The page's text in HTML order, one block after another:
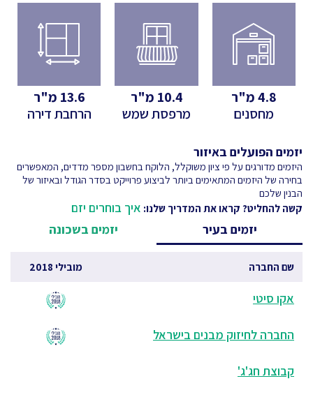
4.8מ"ר
מחסנים
10.4 מ"ר
מרפסת שמש
13.6 מ"ר
הרחבת דירה
יזמים הפועלים באיזור
היזמים מדורגים על פי ציון משוקלל, הלוקח בחשבון מספר מדדים, המאפשרים
בחירה של היזמים המתאימים ביותר לביצוע פרוייקט בסדר הגודל ובאיזור של
הבנין שלכם
קשה להחליט? קראו את המדריך שלנו: איך בוחרים יזם
יזמים בעיר
יזמים בשכונה
שם החברה מובילי 2018
אקו סיטי
החברה לחיזוק מבנים בישראל
קבוצת חג'ג'